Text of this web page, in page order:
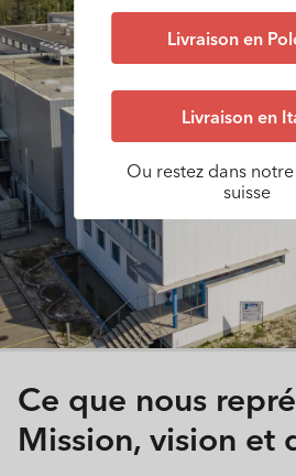
Ce que nous
Mission, vision et
Livraison en
Livraison en
Ou restez dans
suisse